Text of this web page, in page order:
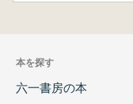
本を探す
六一書房の本